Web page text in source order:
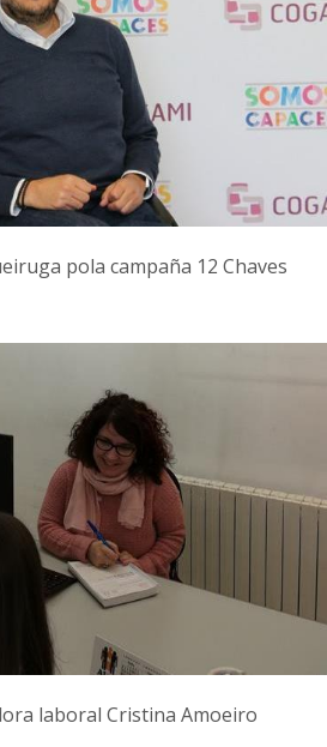
pola campaña 12 Chaves
laboral Cristina Amoeiro